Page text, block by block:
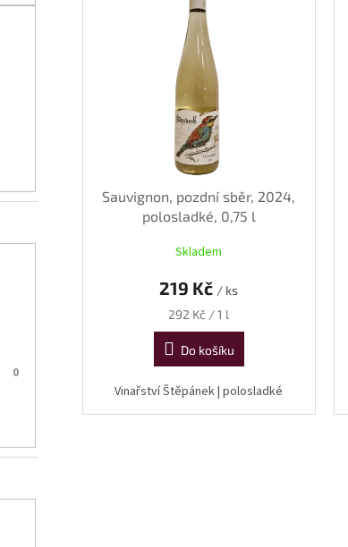
0
Sauvignon, pozdní sběr, 2024,
polosladké, 0,75 l
Skladem
219 Kč / ks
Měrná
cena:
292 Kč / 1 l
Do košíku
Vinařství Štěpánek | polosladké